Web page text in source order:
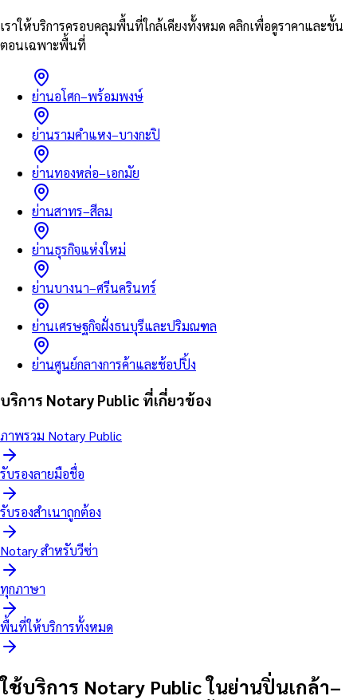
เราให้บริการครอบคลุมพื้นที่ใกล้เคียงทั้งหมด คลิกเพื่อดูราคาและขั้น
ตอนเฉพาะพื้นที่
ย่านอโศก–พร้อมพงษ์
ย่านรามคำแหง–บางกะปิ
ย่านทองหล่อ–เอกมัย
ย่านสาทร–สีลม
ย่านธุรกิจแห่งใหม่
ย่านบางนา–ศรีนครินทร์
ย่านเศรษฐกิจฝั่งธนบุรีและปริมณฑล
ย่านศูนย์กลางการค้าและช้อปปิ้ง
บริการ Notary Public ที่เกี่ยวข้อง
ภาพรวม Notary Public
รับรองลายมือชื่อ
รับรองสำเนาถูกต้อง
Notary สำหรับวีซ่า
ทุกภาษา
พื้นที่ให้บริการทั้งหมด
ใช้บริการ Notary Public ในย่านปิ่นเกล้า–